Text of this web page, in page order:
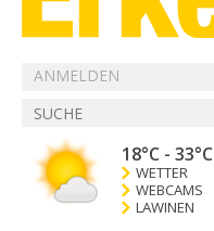
ANMELDEN
18°C - 33°C
WETTER
WEBCAMS
LAWINEN